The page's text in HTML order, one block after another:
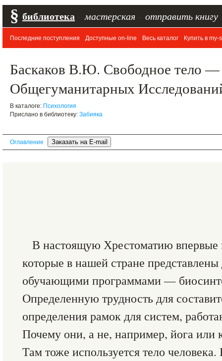
§ библиотека мастерская отправить книгу
Последние поступления Доступные on-line Весь каталог Купить в my-
Баскаков В.Ю. Свободное тело
Общегуманитарных
В каталоге: Психология
Прислано в библиотеку: Забияка
Оглавление
В настоящую Хрестоматию
которые в нашей стране
обучающими программами —
Определенную трудность для
определения рамок для систем,
Почему они, а не, например, йога или
Там тоже используется тело